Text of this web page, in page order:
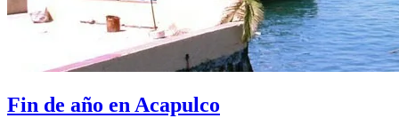
Fin de año en Acapulco